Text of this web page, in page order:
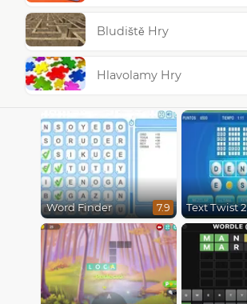
Bludiště Hry
Hlavolamy Hry
Word Finder 7.9 Text Twist 2